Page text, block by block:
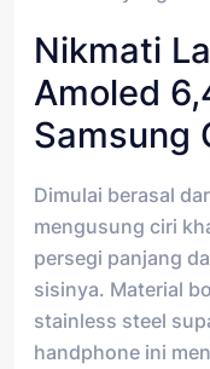
Nikmati
Amoled
Samsung
Dimulai berasal
mengusung ciri
persegi panjang
sisinya. Material
stainless steel
handphone ini